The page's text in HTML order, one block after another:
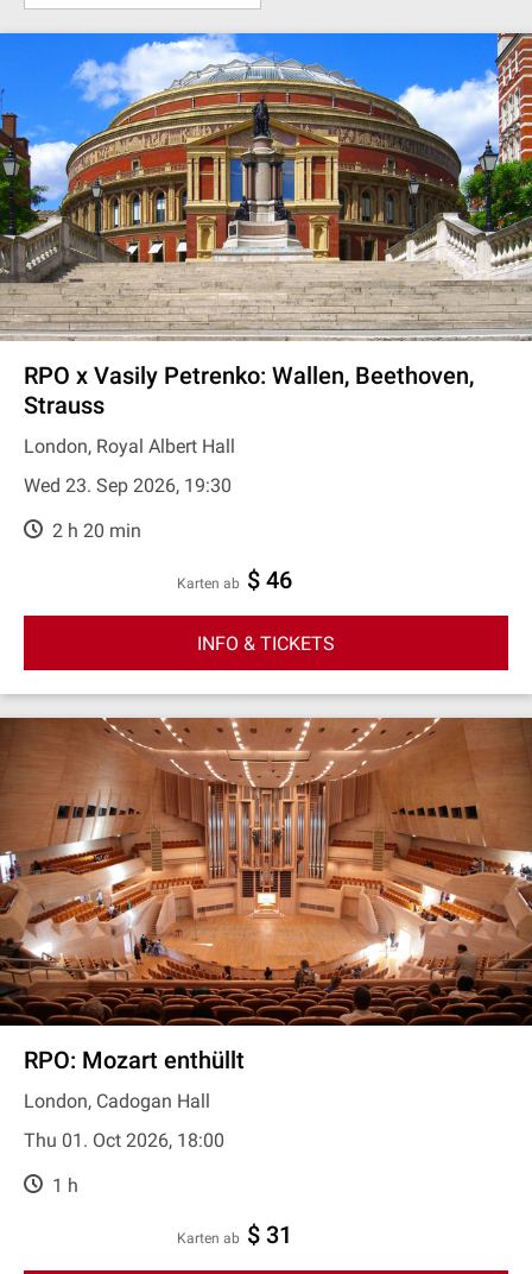
RPO x Vasily Petrenko: Wallen, Beethoven,
Strauss
London, Royal Albert Hall
Wed 23. Sep 2026, 19:30
2 h 20 min
Karten ab $ 46
INFO & TICKETS
RPO: Mozart enthüllt
London, Cadogan Hall
Thu 01. Oct 2026, 18:00
1 h
Karten ab $ 31